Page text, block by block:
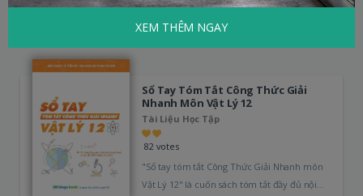
Sổ Tay Tóm Tắt Công Thức Giải
Nhanh Môn Vật Lý 12
Tài Liệu Học Tập
82 votes
"Sổ tay tóm tắt Công Thức Giải Nhanh môn
Vật Lý 12" là cuốn sách tóm tắt đầy đủ nội…
XEM THÊM NGAY